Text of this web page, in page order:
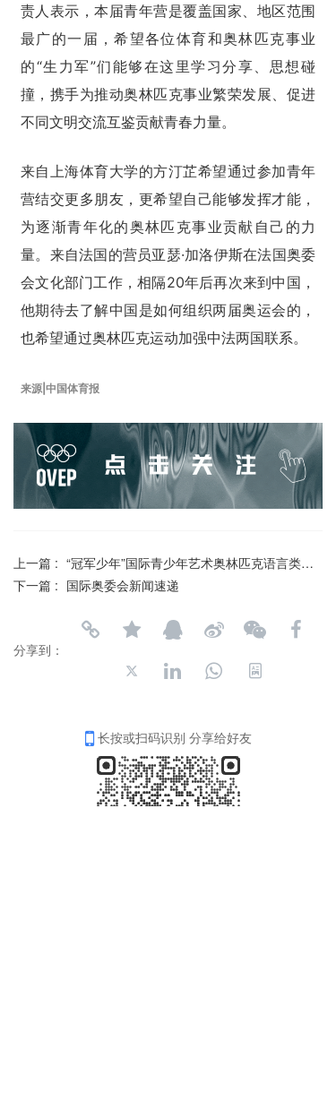
责人表示，本届青年营是覆盖国家、地区范围
最广的一届，希望各位体育和奥林匹克事业
的“生力军”们能够在这里学习分享、思想碰
撞，携手为推动奥林匹克事业繁荣发展、促进
不同文明交流互鉴贡献青春力量。
来自上海体育大学的方汀芷希望通过参加青年
营结交更多朋友，更希望自己能够发挥才能，
为逐渐青年化的奥林匹克事业贡献自己的力
量。来自法国的营员亚瑟·加洛伊斯在法国奥委
会文化部门工作，相隔20年后再次来到中国，
他期待去了解中国是如何组织两届奥运会的，
也希望通过奥林匹克运动加强中法两国联系。
来源|中国体育报
上一篇 : “冠军少年”国际青少年艺术奥林匹克语言类活动主题解读奥运精神：“更高、更快、更强、更团结”
下一篇 : 国际奥委会新闻速递
分享到：
长按或扫码识别 分享给好友